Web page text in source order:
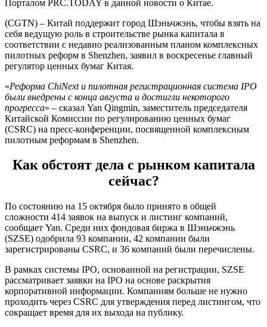
Порталом PRC.TODAY в данной новости о Китае.
(CGTN) – Китай поддержит город Шэньчжэнь, чтобы взять на
себя ведущую роль в строительстве рынка капитала в
соответствии с недавно реализованным планом комплексных
пилотных реформ в Shenzhen, заявил в воскресенье главный
регулятор ценных бумаг Китая.
«Реформа ChiNext и пилотная регистрационная система IPO
были внедрены с конца августа и достигли некоторого
прогресса» – сказал Yan Qingmin, заместитель председателя
Китайской Комиссии по регулированию ценных бумаг
(CSRC) на пресс-конференции, посвященной комплексным
пилотным реформам в Shenzhen.
Как обстоят дела с рынком капитала
сейчас?
По состоянию на 15 октября было принято в общей
сложности 414 заявок на выпуск и листинг компаний,
сообщает Yan. Среди них фондовая биржа в Шэньчжэнь
(SZSE) одобрила 93 компании, 42 компании были
зарегистрированы CSRC, и 36 компаний были перечислены.
В рамках системы IPO, основанной на регистрации, SZSE
рассматривает заявки на IPO на основе раскрытия
корпоративной информации. Компаниям больше не нужно
проходить через CSRC для утверждения перед листингом, что
сокращает время для их выхода на публику.